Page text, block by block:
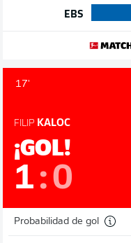
EBS
17'
FILIP KALOC
¡GOL!
1:0
Probabilidad de gol